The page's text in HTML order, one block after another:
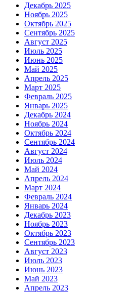
Декабрь 2025
Ноябрь 2025
Октябрь 2025
Сентябрь 2025
Август 2025
Июль 2025
Июнь 2025
Май 2025
Апрель 2025
Март 2025
Февраль 2025
Январь 2025
Декабрь 2024
Ноябрь 2024
Октябрь 2024
Сентябрь 2024
Август 2024
Июль 2024
Май 2024
Апрель 2024
Март 2024
Февраль 2024
Январь 2024
Декабрь 2023
Ноябрь 2023
Октябрь 2023
Сентябрь 2023
Август 2023
Июль 2023
Июнь 2023
Май 2023
Апрель 2023